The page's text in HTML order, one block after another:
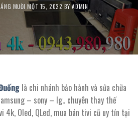
MƯỜI MỘT 15, 2022 BYADMIN
là chi nhánh bảo hành và sửa chữa
– sony – lg.. chuyên thay thế
4k, Oled, QLed, mua bán tivi cũ uy tín tại